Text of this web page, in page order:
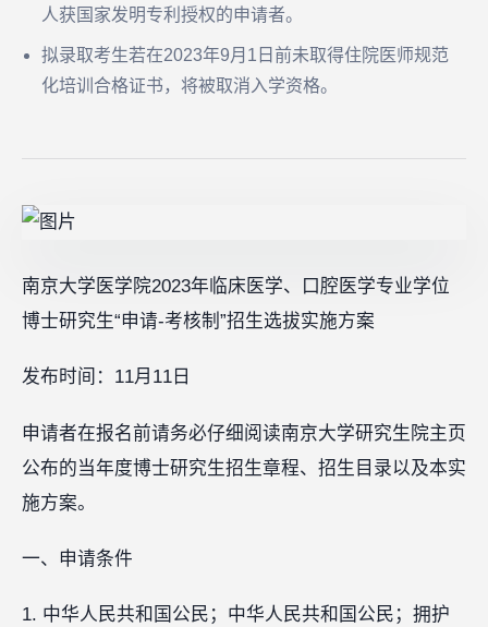
人获国家发明专利授权的申请者。
拟录取考生若在2023年9月1日前未取得住院医师规范
化培训合格证书，将被取消入学资格。
南京大学医学院2023年临床医学、口腔医学专业学位
博士研究生“申请-考核制”招生选拔实施方案
发布时间：11月11日
申请者在报名前请务必仔细阅读南京大学研究生院主页
公布的当年度博士研究生招生章程、招生目录以及本实
施方案。
一、申请条件
1. 中华人民共和国公民；中华人民共和国公民；拥护